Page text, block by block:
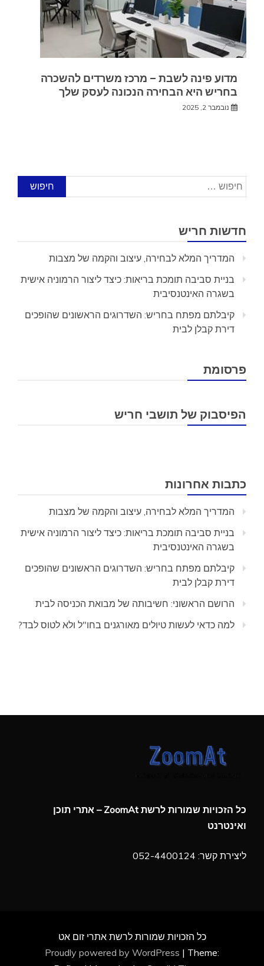
מדוע פינה לשבת – מרכז משרדים להשכרה
בחריש היא הבחירה הנכונה לעסק שלך
נובמבר 2, 2025
חיפוש:
חדשות חריש
המדריך המלא לבחירה, עיצוב והקמה של מצבות
בניית סביבה תומכת בריאות: כיצד ליצור הרמוניה אישית
בשגרה האינטנסיבית
קיבלתם מפתח בחריש: השדרוגים הראשונים שהופכים
דירת קבלן לבית
פרסומת
הפיסבוק של תושבי חריש
כתבות אחרונות
המדריך המלא לבחירה, עיצוב והקמה של מצבות
בניית סביבה תומכת בריאות: כיצד ליצור הרמוניה אישית
בשגרה האינטנסיבית
קיבלתם מפתח בחריש: השדרוגים הראשונים שהופכים
דירת קבלן לבית
הרושם הראשוני: חשיבותה של מבואת הכניסה לבית
למה כדאי לעשות טיולים מאורגנים בחו"ל ולא לטוס לבד?
כל הזכויות שמורות לרשת ZoomAt – אתרי תוכן
ואינטרנט
ליצירת קשר: 052-4400124
כל הזכויות שמורות לרשת אתרי זום אט
Proudly powered by WordPress | Theme: